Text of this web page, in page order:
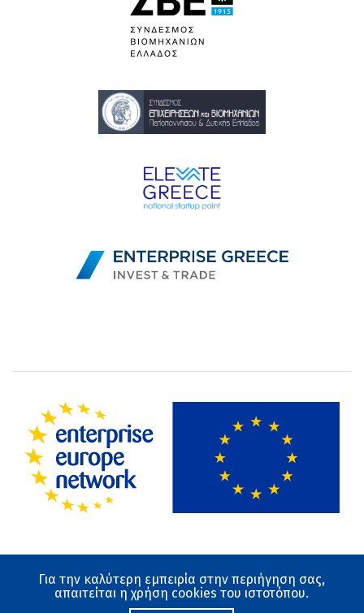
Όροι χρήσης
Προστασία Δεδομένων
Για την καλύτερη εμπειρία στην περιήγηση σας,
απαιτείται η χρήση cookies του ιστοτόπου.